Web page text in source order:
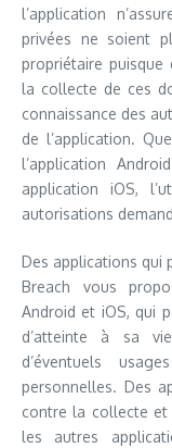
l’application
privées ne soient
propriétaire puisque
la collecte de ces
connaissance des
de l’application.
l’application
application iOS,
autorisations
Des applications qui
Breach vous
Android et iOS, qui
d’atteinte à sa
d’éventuels
personnelles. Des
contre la collecte et
les autres